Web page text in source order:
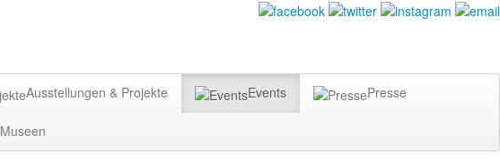
Ausstellungen & Projekte Events Presse
Museen